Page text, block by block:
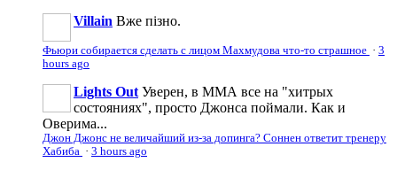
Villain Вже пізно.
Фьюри собирается сделать с лицом Махмудова что-то страшное · 3
hours ago
Lights Out Уверен, в ММА все на "хитрых
состояниях", просто Джонса поймали. Как и
Оверима...
Джон Джонс не величайший из-за допинга? Соннен ответит тренеру
Хабиба · 3 hours ago